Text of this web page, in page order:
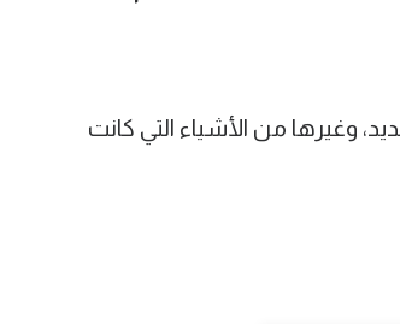
وغيرها من الأشياء التي كانت